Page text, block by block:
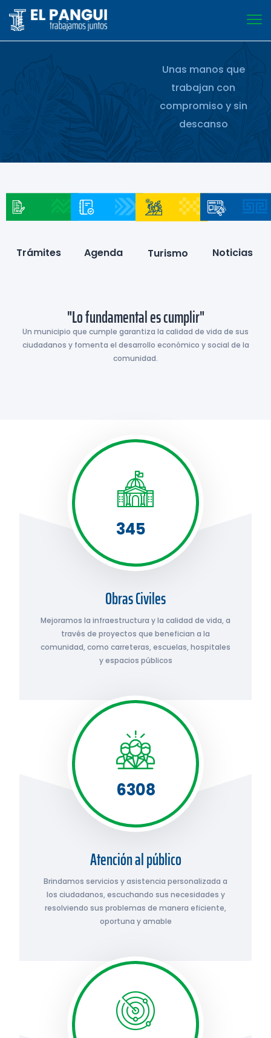
Unas manos que
trabajan con
compromiso y sin
descanso
Trámites Agenda Turismo Noticias
"Lo fundamental es cumplir"
Un municipio que cumple garantiza la calidad de vida de sus
ciudadanos y fomenta el desarrollo económico y social de la
comunidad.
345
Obras Civiles
Mejoramos la infraestructura y la calidad de vida, a
través de proyectos que benefician a la
comunidad, como carreteras, escuelas, hospitales
y espacios públicos
6308
Atención al público
Brindamos servicios y asistencia personalizada a
los ciudadanos, escuchando sus necesidades y
resolviendo sus problemas de manera eficiente,
oportuna y amable